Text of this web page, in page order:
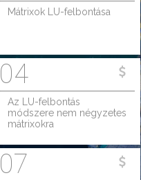
Mátrixok LU-felbontása
04
Az LU-felbontás
módszere nem négyzetes
mátrixokra
07